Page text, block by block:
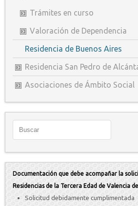
Trámites en curso
Valoración de Dependencia
Residencia de Buenos Aires
Residencia San Pedro de
Asociaciones de Ámbito Social
Documentación que debe acompañar la
Residencias de la Tercera Edad de Valencia
Solicitud debidamente cumplimentada